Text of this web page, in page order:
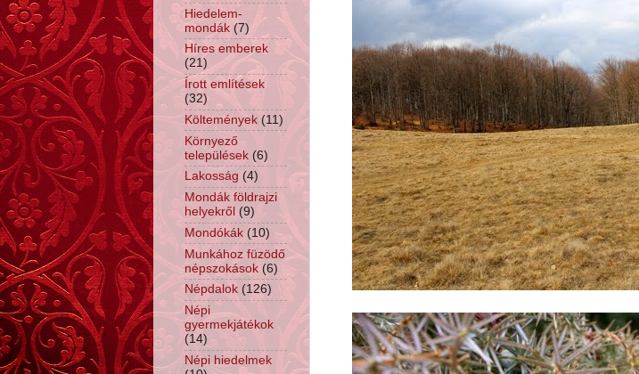
Hiedelem-
mondák (7)
Híres emberek
(21)
Írott említések
(32)
Költemények (11)
Környező
települések (6)
Lakosság (4)
Mondák földrajzi
helyekről (9)
Mondókák (10)
Munkához füzödő
népszokások (6)
Népdalok (126)
Népi
gyermekjátékok
(14)
Népi hiedelmek